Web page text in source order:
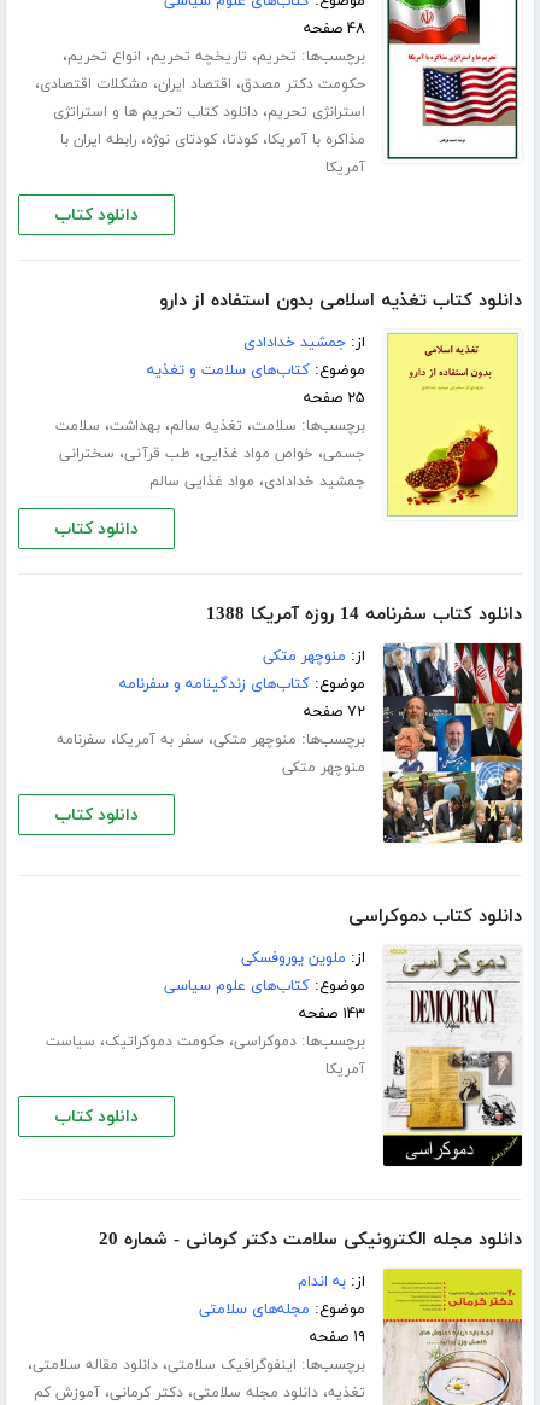
۴۸ صفحه
برچسب‌ها: تحریم، تاریخچه تحریم، انواع تحریم،
حکومت دکتر مصدق، اقتصاد ایران، مشکلات اقتصادی،
استرانژی تحریم،دانلود کتاب تحریم ها و استراتژی
مذاکره با آمریکا،کودتا،کودتای نوژه،رابطه ایران با
آمریکا
دانلود کتاب
دانلود کتاب تغذیه اسلامی بدون استفاده از دارو
از:جمشید خدادادی
موضوع:کتاب‌های سلامت و تغذیه
۲۵ صفحه
برچسب‌ها: سلامت، تغذیه سالم،بهداشت، سلامت
جسمی، خواص مواد غذایی، طب قرآنی، سخترانی
جمشید خدادادی، مواد غذایی سالم
دانلود کتاب
دانلود کتاب سفرنامه 14 روزه آمریکا 1388
از: منوچهر متکی
موضوع:کتاب‌های زندگینامه و سفرنامه
۷۲ صفحه
برچسب‌ها: منوچهر متکی، سفر به آمریکا، سفرنامه
منوچهر متکی
دانلود کتاب
دانلود کتاب دموکراسی
از: ملوین یوروفسکی
موضوع:کتاب‌های علوم سیاسی
۱۴۳ صفحه
برچسب‌ها:دموکراسی،حکومت دموکراتیک، سیاست
آمریکا
دانلود کتاب
دانلود مجله الکترونیکی سلامت دکتر کرمانی - شماره 20
از:به اندام
موضوع: مجله‌های سلامتی
۱۹ صفحه
برچسب‌ها: اینفوگرافیک سلامتی،دانلود مقاله سلامتی،
تغذیه،دانلود مجله سلامتی،دکتر کرمانی،آموزش کم